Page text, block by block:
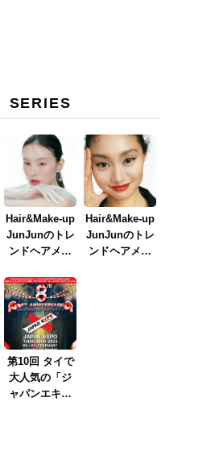
SERIES
Hair&Make-up
JunJunのトレ
ンドヘアメイ
イク
ver.2023』
Hair&Make-up
JunJunのトレ
ンドヘアメイ
第10回 タイで
大人気の「ジ
ャパンエキス